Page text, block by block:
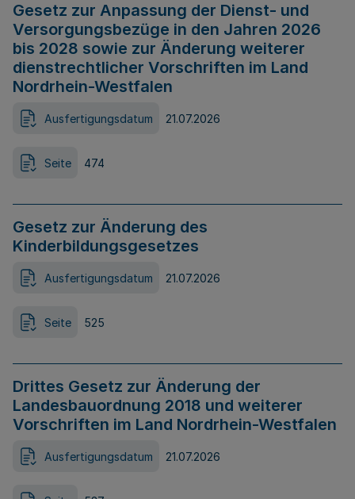
Gesetz zur Anpassung der Dienst- und
Versorgungsbezüge in den Jahren 2026
bis 2028 sowie zur Änderung weiterer
dienstrechtlicher Vorschriften im Land
Nordrhein-Westfalen
Ausfertigungsdatum 21.07.2026
Seite 474
Gesetz zur Änderung des
Kinderbildungsgesetzes
Ausfertigungsdatum 21.07.2026
Seite 525
Drittes Gesetz zur Änderung der
Landesbauordnung 2018 und weiterer
Vorschriften im Land Nordrhein-Westfalen
Ausfertigungsdatum 21.07.2026